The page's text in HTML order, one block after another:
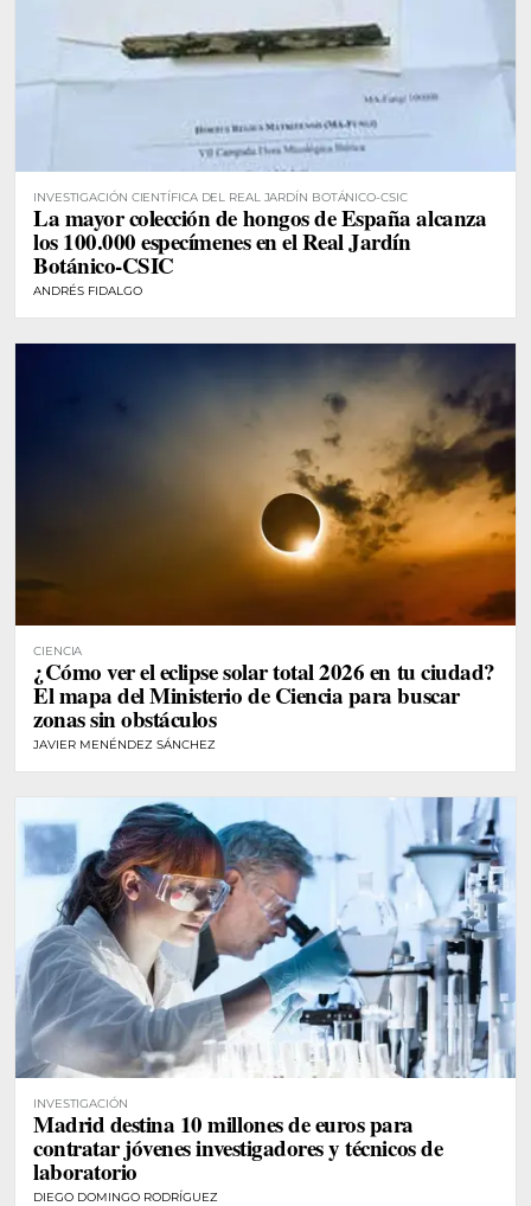
INVESTIGACIÓN CIENTÍFICA DEL REAL JARDÍN BOTÁNICO-CSIC
La mayor colección de hongos de España alcanza
los 100.000 especímenes en el Real Jardín
Botánico-CSIC
ANDRÉS FIDALGO
CIENCIA
¿Cómo ver el eclipse solar total 2026 en tu ciudad?
El mapa del Ministerio de Ciencia para buscar
zonas sin obstáculos
JAVIER MENÉNDEZ SÁNCHEZ
INVESTIGACIÓN
Madrid destina 10 millones de euros para
contratar jóvenes investigadores y técnicos de
laboratorio
DIEGO DOMINGO RODRÍGUEZ